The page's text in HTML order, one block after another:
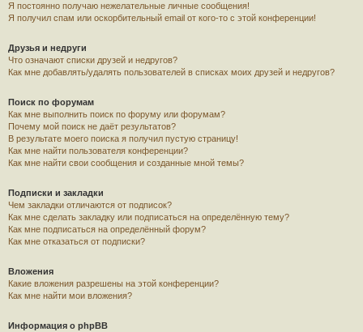
Я постоянно получаю нежелательные личные сообщения!
Я получил спам или оскорбительный email от кого-то с этой конференции!
Друзья и недруги
Что означают списки друзей и недругов?
Как мне добавлять/удалять пользователей в списках моих друзей и недругов?
Поиск по форумам
Как мне выполнить поиск по форуму или форумам?
Почему мой поиск не даёт результатов?
В результате моего поиска я получил пустую страницу!
Как мне найти пользователя конференции?
Как мне найти свои сообщения и созданные мной темы?
Подписки и закладки
Чем закладки отличаются от подписок?
Как мне сделать закладку или подписаться на определённую тему?
Как мне подписаться на определённый форум?
Как мне отказаться от подписки?
Вложения
Какие вложения разрешены на этой конференции?
Как мне найти мои вложения?
Информация о phpBB